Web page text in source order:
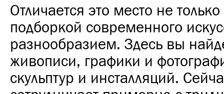
Отличается это место не
подборкой современного
разнообразием. Здесь вы
живописи, графики и
скульптур и инсталляций.